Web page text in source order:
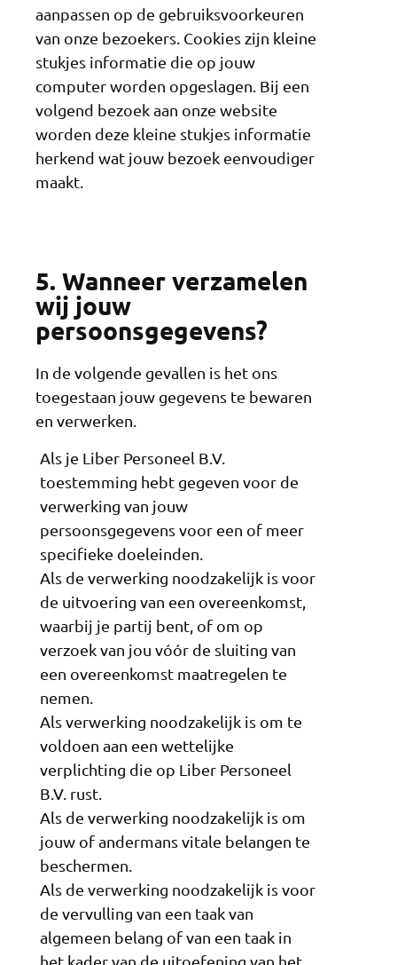
aanpassen op de gebruiksvoorkeuren
van onze bezoekers. Cookies zijn kleine
stukjes informatie die op jouw
computer worden opgeslagen. Bij een
volgend bezoek aan onze website
worden deze kleine stukjes informatie
herkend wat jouw bezoek eenvoudiger
maakt.
5. Wanneer verzamelen
wij jouw
persoonsgegevens?
In de volgende gevallen is het ons
toegestaan jouw gegevens te bewaren
en verwerken.
Als je Liber Personeel B.V.
toestemming hebt gegeven voor de
verwerking van jouw
persoonsgegevens voor een of meer
specifieke doeleinden.
Als de verwerking noodzakelijk is voor
de uitvoering van een overeenkomst,
waarbij je partij bent, of om op
verzoek van jou vóór de sluiting van
een overeenkomst maatregelen te
nemen.
Als verwerking noodzakelijk is om te
voldoen aan een wettelijke
verplichting die op Liber Personeel
B.V. rust.
Als de verwerking noodzakelijk is om
jouw of andermans vitale belangen te
beschermen.
Als de verwerking noodzakelijk is voor
de vervulling van een taak van
algemeen belang of van een taak in
het kader van de uitoefening van het